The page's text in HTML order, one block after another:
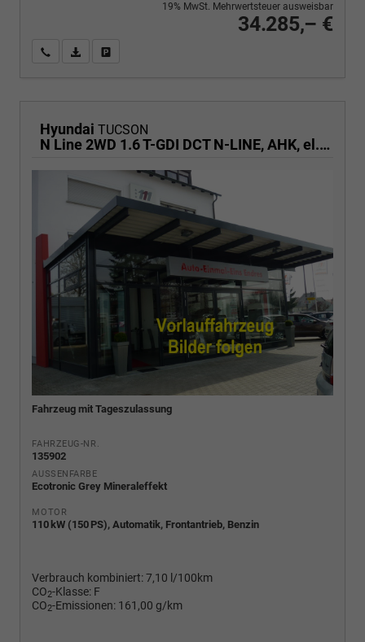
34.285,– €
19% MwSt. Mehrwertsteuer ausweisbar
Wir rufen Sie anPDF-Fahrzeugexposé drucken
Hyundai TUCSON
N Line 2WD 1.6 T-GDI DCT N-LINE, AHK, el. Klappe, Navi, Kamera, Side, Winter
Fahrzeug mit Tageszulassung
FAHRZEUG-NR.
135902
AUSSENFARBE
Ecotronic Grey Mineraleffekt
MOTOR
110 kW (150 PS), Automatik, Frontantrieb, Benzin
Verbrauch kombiniert:7,10 l/100km
CO2-Klasse: F
CO2-Emissionen: 161,00 g/km